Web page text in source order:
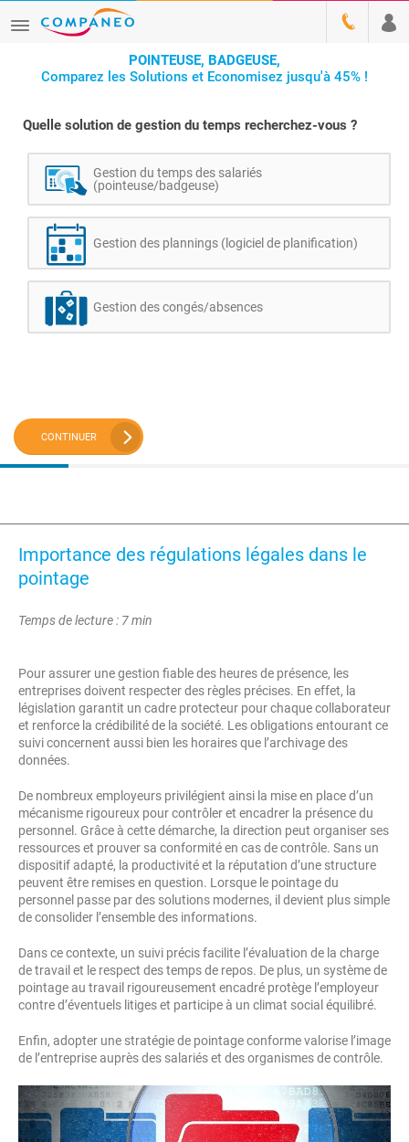
POINTEUSE, BADGEUSE,
Comparez les Solutions et Economisez jusqu'à 45% !
Quelle solution de gestion du temps recherchez-vous ?
Gestion du temps des salariés
(pointeuse/badgeuse)
Gestion des plannings (logiciel de planification)
Gestion des congés/absences
CONTINUER
Importance des régulations légales dans le
pointage
Temps de lecture : 7 min
Pour assurer une gestion fiable des heures de présence, les
entreprises doivent respecter des règles précises. En effet, la
législation garantit un cadre protecteur pour chaque collaborateur
et renforce la crédibilité de la société. Les obligations entourant ce
suivi concernent aussi bien les horaires que l’archivage des
données.
De nombreux employeurs privilégient ainsi la mise en place d’un
mécanisme rigoureux pour contrôler et encadrer la présence du
personnel. Grâce à cette démarche, la direction peut organiser ses
ressources et prouver sa conformité en cas de contrôle. Sans un
dispositif adapté, la productivité et la réputation d’une structure
peuvent être remises en question. Lorsque le pointage du
personnel passe par des solutions modernes, il devient plus simple
de consolider l’ensemble des informations.
Dans ce contexte, un suivi précis facilite l’évaluation de la charge
de travail et le respect des temps de repos. De plus, un système de
pointage au travail rigoureusement encadré protège l’employeur
contre d’éventuels litiges et participe à un climat social équilibré.
Enfin, adopter une stratégie de pointage conforme valorise l’image
de l’entreprise auprès des salariés et des organismes de contrôle.